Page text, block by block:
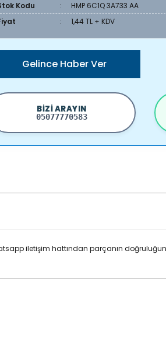
Kodu
HMP 6C1Q 3A733 AA
1,44 TL + KDV
Gelince Haber Ver
BIZI ARAYIN
05077770583
iletişim hattından parçanın